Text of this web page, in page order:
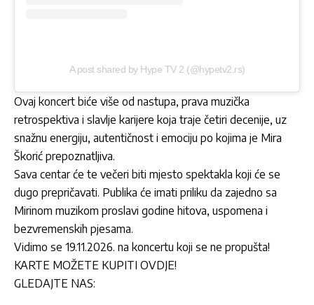
A post shared by Hype TV 2 (@hypetv2.rs)
Ovaj koncert biće više od nastupa, prava muzička
retrospektiva i slavlje karijere koja traje četiri decenije, uz
snažnu energiju, autentičnost i emociju po kojima je Mira
Škorić prepoznatljiva.
Sava centar će te večeri biti mjesto spektakla koji će se
dugo prepričavati. Publika će imati priliku da zajedno sa
Mirinom muzikom proslavi godine hitova, uspomena i
bezvremenskih pjesama.
Vidimo se 19.11.2026. na koncertu koji se ne propušta!
KARTE MOŽETE KUPITI OVDJE!
GLEDAJTE NAS: